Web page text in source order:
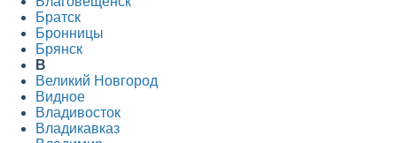
Братск
Бронницы
Брянск
В
Великий Новгород
Видное
Владивосток
Владикавказ